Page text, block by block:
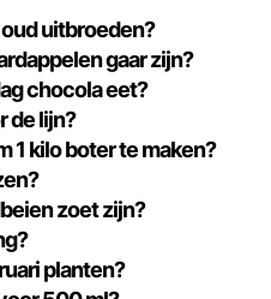
uitbroeden?
gaar zijn?
chocola eet?
de lijn?
1 kilo boter te maken?
zoet zijn?
planten?